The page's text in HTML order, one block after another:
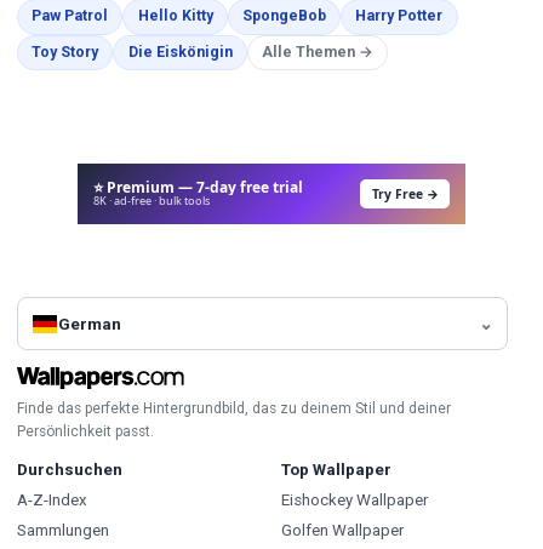
Paw Patrol Malvorlagen
Hello KittyMalvorlagen
SpongeBobMalvorlagen
Harry PotterMalvorlagen
Toy StoryMalvorlagen
Die EisköniginMalvorlagen
Alle Themen →
⭐ Premium — 7-day free trial
8K · ad-free · bulk tools Try Free →
German
Finde das perfekte Hintergrundbild, das zu deinem Stil und deiner
Persönlichkeit passt.
Durchsuchen
A-Z-Index
Sammlungen
Top Wallpaper
Eishockey Wallpaper
Golfen Wallpaper